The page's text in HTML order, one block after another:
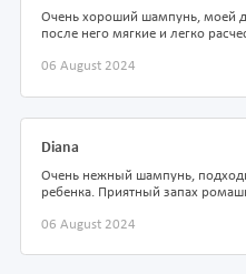
Очень хороший шампунь, моей
после него мягкие и легко
06 August 2024
Diana
Очень нежный шампунь,
ребенка. Приятный запах
06 August 2024